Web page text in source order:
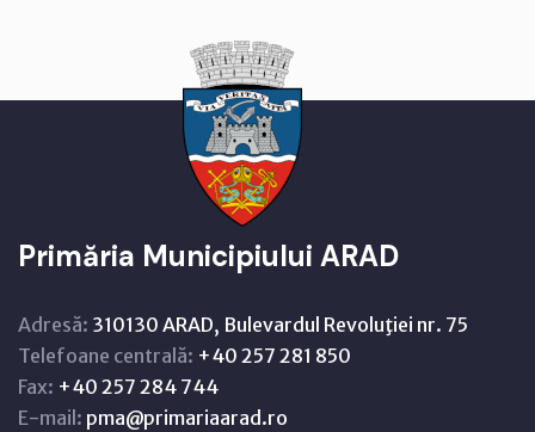
Primăria Municipiului ARAD
Adresă: 310130 ARAD, Bulevardul Revoluţiei nr. 75
Telefoane centrală: +40 257 281 850
Fax: +40 257 284 744
E-mail: pma@primariaarad.ro